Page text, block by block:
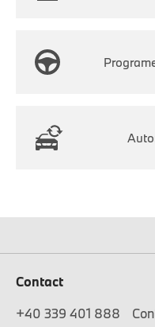
Contact
+40 339 401 888